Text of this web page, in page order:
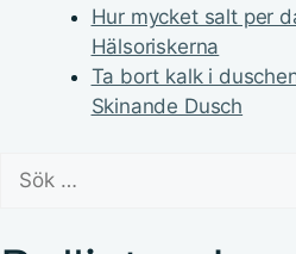
Hur mycket salt per
Hälsoriskerna
Ta bort kalk i
Skinande Dusch
efter: